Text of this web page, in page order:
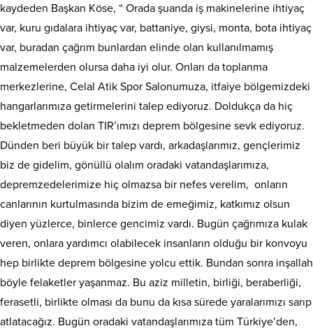
kaydeden Başkan Köse, “ Orada şuanda iş makinelerine ihtiyaç
var, kuru gıdalara ihtiyaç var, battaniye, giysi, monta, bota ihtiyaç
var, buradan çağrım bunlardan elinde olan kullanılmamış
malzemelerden olursa daha iyi olur. Onları da toplanma
merkezlerine, Celal Atik Spor Salonumuza, itfaiye bölgemizdeki
hangarlarımıza getirmelerini talep ediyoruz. Doldukça da hiç
bekletmeden dolan TIR’ımızı deprem bölgesine sevk ediyoruz.
Dünden beri büyük bir talep vardı, arkadaşlarımız, gençlerimiz
biz de gidelim, gönüllü olalım oradaki vatandaşlarımıza,
depremzedelerimize hiç olmazsa bir nefes verelim, onların
canlarının kurtulmasında bizim de emeğimiz, katkımız olsun
diyen yüzlerce, binlerce gencimiz vardı. Bugün çağrımıza kulak
veren, onlara yardımcı olabilecek insanların olduğu bir konvoyu
hep birlikte deprem bölgesine yolcu ettik. Bundan sonra inşallah
böyle felaketler yaşanmaz. Bu aziz milletin, birliği, beraberliği,
ferasetli, birlikte olması da bunu da kısa sürede yaralarımızı sarıp
atlatacağız. Bugün oradaki vatandaşlarımıza tüm Türkiye’den,